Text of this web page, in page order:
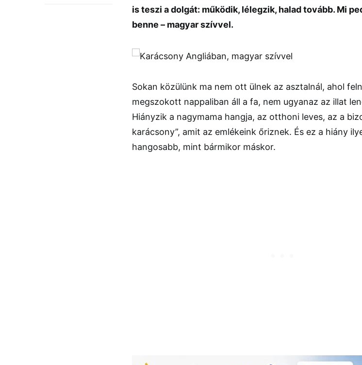
is teszi a dolgát: működik, lélegzik, halad tovább. Mi
benne – magyar szívvel.
Sokan közülünk ma nem ott ülnek az asztalnál, ahol
megszokott nappaliban áll a fa, nem ugyanaz az illat
Hiányzik a nagymama hangja, az otthoni leves, az a
karácsony”, amit az emlékeink őriznek. És ez a hiány
hangosabb, mint bármikor máskor.